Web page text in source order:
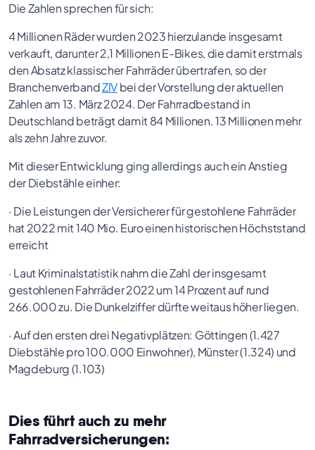
Die Zahlen sprechen für sich:
4 Millionen Räder wurden 2023 hierzulande insgesamt
verkauft, darunter 2,1 Millionen E-Bikes, die damit erstmals
den Absatz klassischer Fahrräder übertrafen, so der
BranchenverbandZIVbei der Vorstellung der aktuellen
Zahlen am 13. März 2024. Der Fahrradbestand in
Deutschland beträgt damit 84 Millionen. 13 Millionen mehr
als zehn Jahre zuvor.
Mit dieser Entwicklung ging allerdings auch ein Anstieg
der Diebstähle einher:
· Die Leistungen der Versicherer für gestohlene Fahrräder
hat 2022 mit 140 Mio. Euro einen historischen Höchststand
erreicht
· Laut Kriminalstatistik nahm die Zahl der insgesamt
gestohlenen Fahrräder 2022 um 14 Prozent auf rund
266.000 zu. Die Dunkelziffer dürfte weitaus höher liegen.
· Auf den ersten drei Negativplätzen: Göttingen (1.427
Diebstähle pro 100.000 Einwohner), Münster (1.324) und
Magdeburg (1.103)
Dies führt auch zu mehr
Fahrradversicherungen: